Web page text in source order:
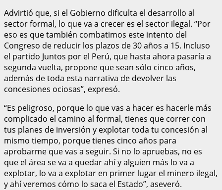
Advirtió que, si el Gobierno dificulta el desarrollo al
sector formal, lo que va a crecer es el sector ilegal. “Por
eso es que también combatimos este intento del
Congreso de reducir los plazos de 30 años a 15. Incluso
el partido Juntos por el Perú, que hasta ahora pasaría a
segunda vuelta, propone que sean sólo cinco años,
además de toda esta narrativa de devolver las
concesiones ociosas”, expresó.
“Es peligroso, porque lo que vas a hacer es hacerle más
complicado el camino al formal, tienes que correr con
tus planes de inversión y explotar toda tu concesión al
mismo tiempo, porque tienes cinco años para
aprobarme que vas a seguir. Si no lo apruebas, no es
que el área se va a quedar ahí y alguien más lo va a
explotar, lo va a explotar en primer lugar el minero ilegal,
y ahí veremos cómo lo saca el Estado”, aseveró.